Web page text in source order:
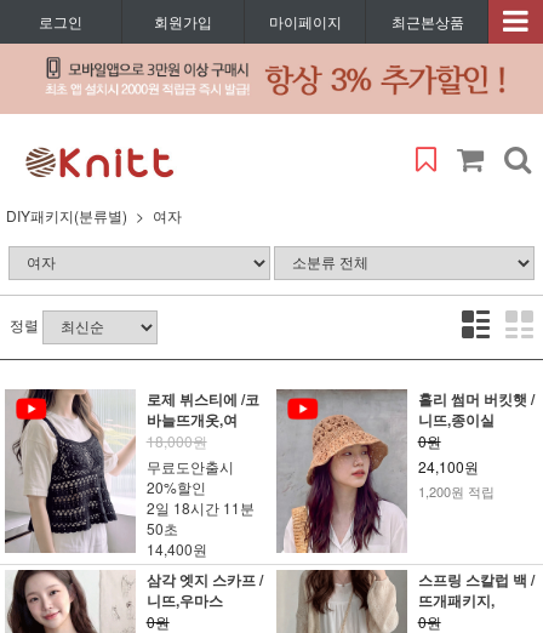
로그인 회원가입 마이페이지 최근본상품
DIY패키지(분류별) 여자
정렬
로제 뷔스티에 /코
바늘뜨개옷,여
18,000원
무료도안출시
20%할인
2일 18시간 11분
50초
14,400원
홀리 썸머 버킷햇 /
니뜨,종이실
0원
24,100원
1,200원 적립
삼각 엣지 스카프 /
니뜨,우마스
0원
스프링 스칼럽 백 /
뜨개패키지,
0원